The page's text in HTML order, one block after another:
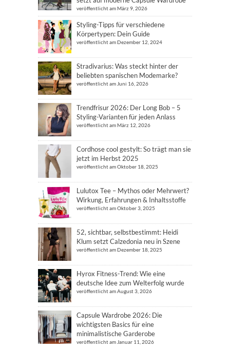
veröffentlicht am März 9, 2026
Styling-Tipps für verschiedene
Körpertypen: Dein Guide
veröffentlicht am Dezember 12, 2024
Stradivarius: Was steckt hinter der
beliebten spanischen Modemarke?
veröffentlicht am Juni 16, 2026
Trendfrisur 2026: Der Long Bob – 5
Styling-Varianten für jeden Anlass
veröffentlicht am März 12, 2026
Cordhose cool gestylt: So trägt man sie
jetzt im Herbst 2025
veröffentlicht am Oktober 18, 2025
Lulutox Tee – Mythos oder Mehrwert?
Wirkung, Erfahrungen & Inhaltsstoffe
veröffentlicht am Oktober 3, 2025
52, sichtbar, selbstbestimmt: Heidi
Klum setzt Calzedonia neu in Szene
veröffentlicht am Dezember 18, 2025
Hyrox Fitness-Trend: Wie eine
deutsche Idee zum Welterfolg wurde
veröffentlicht am August 3, 2026
Capsule Wardrobe 2026: Die
wichtigsten Basics für eine
minimalistische Garderobe
veröffentlicht am Januar 11, 2026